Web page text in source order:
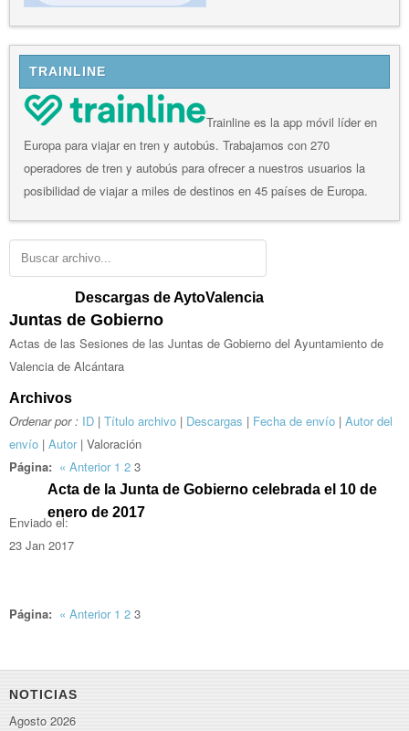
TRAINLINE
Trainline es la app móvil líder en
Europa para viajar en tren y autobús. Trabajamos con 270
operadores de tren y autobús para ofrecer a nuestros usuarios la
posibilidad de viajar a miles de destinos en 45 países de Europa.
Descargas de AytoValencia
Juntas de Gobierno
Actas de las Sesiones de las Juntas de Gobierno del Ayuntamiento de
Valencia de Alcántara
Archivos
Ordenar por : ID | Título archivo | Descargas | Fecha de envío | Autor del
envío | Autor| Valoración
Página: « Anterior 1 2 3
Acta de la Junta de Gobierno celebrada el 10 de
enero de 2017
Enviado el:
23 Jan 2017
Página: « Anterior 1 2 3
NOTICIAS
Agosto 2026